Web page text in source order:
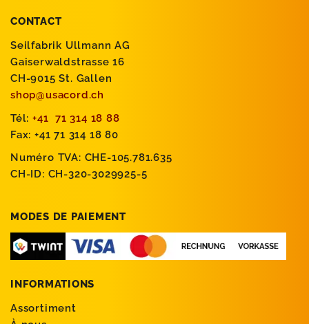
CONTACT
Seilfabrik Ullmann AG
Gaiserwaldstrasse 16
CH-9015 St. Gallen
shop@usacord.ch
Tél: +41 71 314 18 88
Fax: +41 71 314 18 80
Numéro TVA: CHE-105.781.635
CH-ID: CH-320-3029925-5
MODES DE PAIEMENT
INFORMATIONS
Assortiment